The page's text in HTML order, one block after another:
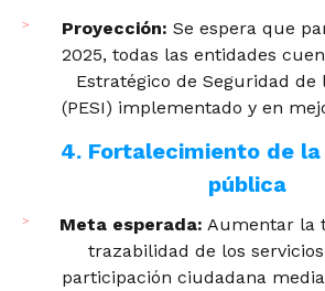
Proyección: Se espera que
2025, todas las entidades
Estratégico de Seguridad
(PESI) implementado y en
4. Fortalecimiento de
pública
Meta esperada: Aumentar la
trazabilidad de los
participación ciudadana